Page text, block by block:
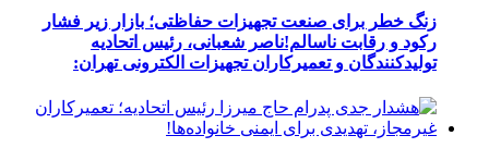
زنگ خطر برای صنعت تجهیزات حفاظتی؛ بازار زیر فشار
رکود و رقابت ناسالم!ناصر شعبانی، رئیس اتحادیه
تولیدکنندگان و تعمیرکاران تجهیزات الکترونی تهران: